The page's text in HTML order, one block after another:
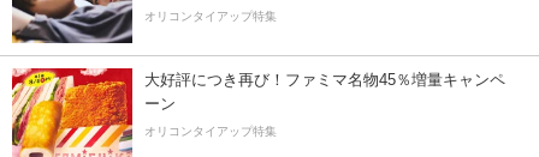
オリコンタイアップ特集
大好評につき再び！ファミマ名物45％増量キャンペ
ーン
オリコンタイアップ特集